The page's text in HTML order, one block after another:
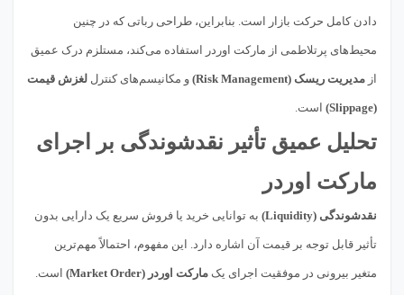
دادن کامل حرکت بازار است. بنابراین، طراحی رباتی که در چنین
محیط‌های پرتلاطمی از مارکت اوردر استفاده می‌کند، مستلزم درک عمیق
از مدیریت ریسک (Risk Management) و مکانیسم‌های کنترل لغزش قیمت
(Slippage) است.
تحلیل عمیق تأثیر نقدشوندگی بر اجرای
مارکت اوردر
نقدشوندگی (Liquidity) به توانایی خرید یا فروش سریع یک دارایی بدون
تأثیر قابل توجه بر قیمت آن اشاره دارد. این مفهوم، احتمالاً مهم‌ترین
متغیر بیرونی در موفقیت اجرای یک مارکت اوردر (Market Order) است.